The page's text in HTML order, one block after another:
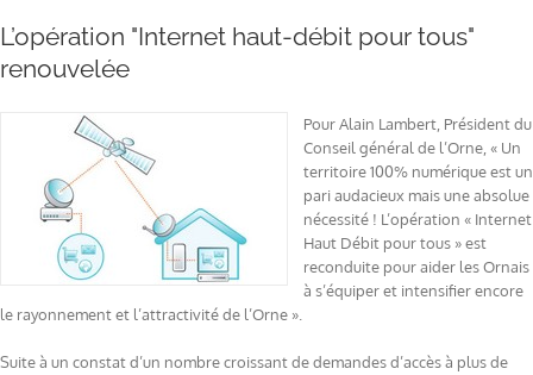
L’opération "Internet haut-débit pour tous"
renouvelée
Pour Alain Lambert, Président du
Conseil général de l’Orne, « Un
territoire 100% numérique est un
pari audacieux mais une absolue
nécessité ! L’opération « Internet
Haut Débit pour tous » est
reconduite pour aider les Ornais
à s’équiper et intensifier encore
le rayonnement et l’attractivité de l’Orne ».
Suite à un constat d’un nombre croissant de demandes d’accès à plus de